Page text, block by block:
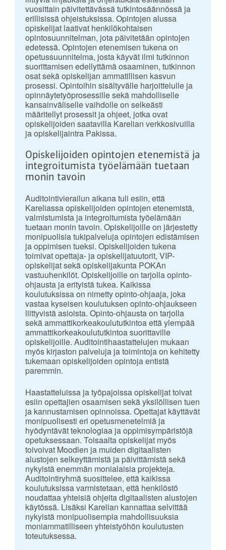
vuosittain päivitettävässä tutkintosäännössä ja
erillisissä ohjeistuksissa. Opintojen alussa
opiskelijat laativat henkilökohtaisen
opintosuunnitelman, jota päivitetään opintojen
edetessä. Opintojen etenemisen tukena on
opetussuunnitelma, josta käyvät ilmi tutkinnon
suorittamisen edellyttämä osaaminen, tutkinnon
osat sekä opiskelijan ammatillisen kasvun
prosessi. Opintoihin sisältyvälle harjoittelulle ja
opinnäytetyöprosessille sekä mahdolliselle
kansainväliselle vaihdolle on selkeästi
määritellyt prosessit ja ohjeet, jotka ovat
opiskelijoiden saatavilla Karelian verkkosivuilla
ja opiskelijaintra Pakissa.
Opiskelijoiden opintojen etenemistä ja
integroitumista työelämään tuetaan
monin tavoin
Auditointivierailun aikana tuli esiin, että
Kareliassa opiskelijoiden opintojen etenemistä,
valmistumista ja integroitumista työelämään
tuetaan monin tavoin. Opiskelijoille on järjestetty
monipuolisia tukipalveluja opintojen edistämisen
ja oppimisen tueksi. Opiskelijoiden tukena
toimivat opettaja- ja opiskelijatuutorit, VIP-
opiskelijat sekä opiskelijakunta POKAn
vastuuhenkilöt. Opiskelijoille on tarjolla opinto-
ohjausta ja erityistä tukea. Kaikissa
koulutuksissa on nimetty opinto-ohjaaja, joka
vastaa kyseisen koulutuksen opinto-ohjaukseen
liittyvistä asioista. Opinto-ohjausta on tarjolla
sekä ammattikorkeakoulututkintoa että ylempää
ammattikorkeakoulututkintoa suorittaville
opiskelijoille. Auditointihaastattelujen mukaan
myös kirjaston palveluja ja toimintoja on kehitetty
tukemaan opiskelijoiden opintoja entistä
paremmin.
Haastatteluissa ja työpajoissa opiskelijat toivat
esiin opettajien osaamisen sekä yksilöllisen tuen
ja kannustamisen opinnoissa. Opettajat käyttävät
monipuolisesti eri opetusmenetelmiä ja
hyödyntävät teknologiaa ja oppimisympäristöjä
opetuksessaan. Toisaalta opiskelijat myös
toivoivat Moodlen ja muiden digitaalisten
alustojen selkeyttämistä ja päivittämistä sekä
nykyistä enemmän monialaisia projekteja.
Auditointiryhmä suosittelee, että kaikissa
koulutuksissa varmistetaan, että henkilöstö
noudattaa yhteisiä ohjeita digitaalisten alustojen
käytössä. Lisäksi Karelian kannattaa selvittää
nykyistä monipuolisempia mahdollisuuksia
moniammatilliseen yhteistyöhön koulutusten
toteutuksessa.